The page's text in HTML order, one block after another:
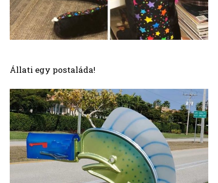
Állati egy postaláda!